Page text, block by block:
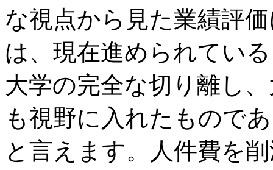
な視点から見た業績評
は、現在進められてい
大学の完全な切り離し
も視野に入れたもので
と言えます。人件費を